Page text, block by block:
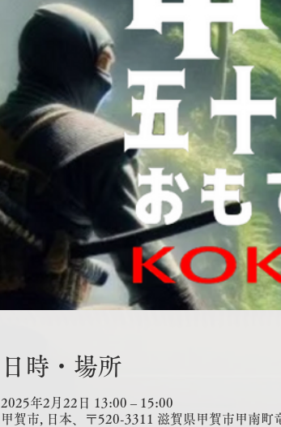
日時・場所
2025年2月22日 13:00 – 15:00
甲賀市, 日本、〒520-3311 滋賀県甲賀市甲南町